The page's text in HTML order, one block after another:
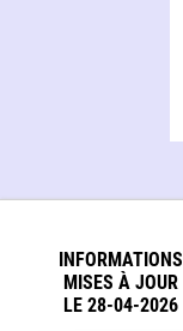
INFORMATIONS
MISES À JOUR
LE 28-04-2026